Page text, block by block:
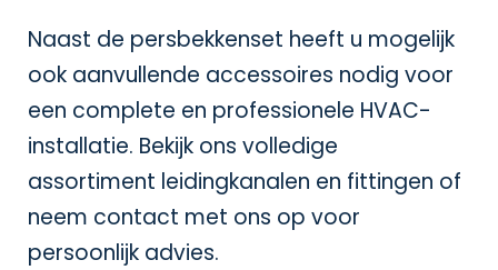
Naast de persbekkenset heeft u mogelijk
ook aanvullende accessoires nodig voor
een complete en professionele HVAC-
installatie. Bekijk ons volledige
assortiment leidingkanalen en fittingen of
neem contact met ons op voor
persoonlijk advies.